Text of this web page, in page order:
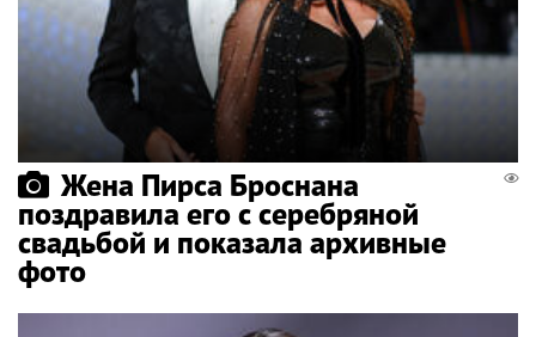
Жена Пирса Броснана
поздравила его с серебряной
свадьбой и показала архивные
фото